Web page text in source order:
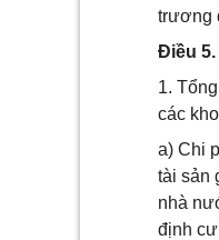
trương
Điều
1.
các
a) Chi
tài sản
nhà
định